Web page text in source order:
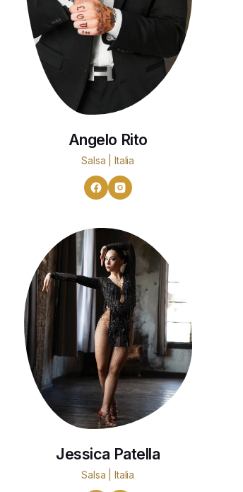
Angelo Rito
Salsa | Italia
Jessica Patella
Salsa | Italia